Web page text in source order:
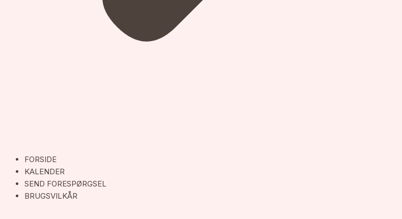
FORSIDE
KALENDER
SEND FORESPØRGSEL
BRUGSVILKÅR